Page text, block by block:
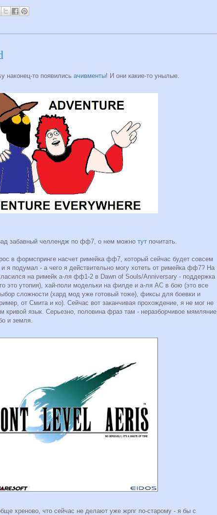
наконец-то появились ачивменты! И они какие-то унылые.
забавный челлендж по фф7, о нем можно тут почитать.
в формспринге насчет римейка фф7, который сейчас будет совсем
и я подумал - а чего я действительно могу хотеть от римейка фф7? На
на римейк а-ля фф1-2 в Dawn of Souls/Anniversary - поддержка
это утопия), хай-поли модельки на филде и а-ля АС в бою (это все
сложности (хард мод уже готовый тоже), фиксы для боевки и
от Смита и ко). Сейчас вот заканчивая прохождение, я не мог не
кривой язык. Серьезно, половина фраз там - неразборчивое мямляние,
и земля.
хреново, что сейчас не делают уже жрпг по-старому - я бы с